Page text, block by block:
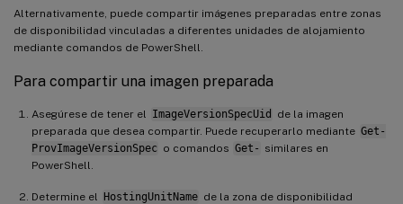
Alternativamente, puede compartir imágenes preparadas entre zonas
de disponibilidad vinculadas a diferentes unidades de alojamiento
mediante comandos de PowerShell.
Para compartir una imagen preparada
Asegúrese de tener el ImageVersionSpecUid
de la imagen
preparada que desea compartir. Puede recuperarlo mediante Get-
ProvImageVersionSpec o comandos Get- similares en
PowerShell.
Determine el HostingUnitName de la zona de disponibilidad